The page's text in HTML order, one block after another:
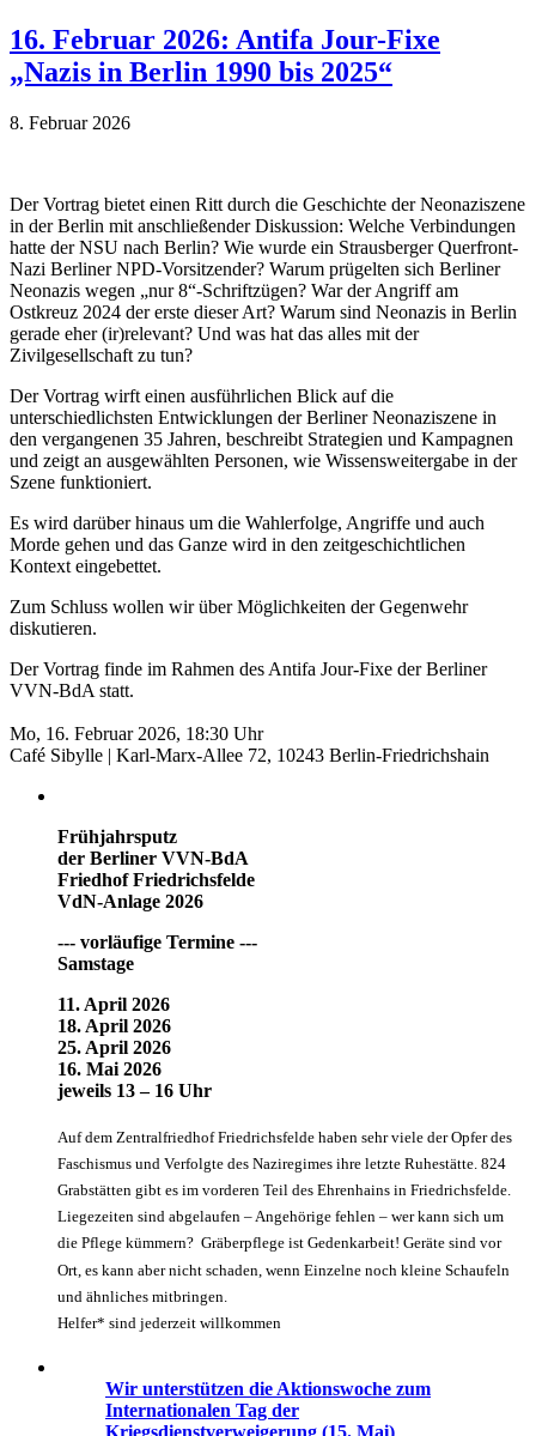
16. Februar 2026: Antifa Jour-Fixe
„Nazis in Berlin 1990 bis 2025“
8. Februar 2026
Der Vortrag bietet einen Ritt durch die Geschichte der Neonaziszene
in der Berlin mit anschließender Diskussion: Welche Verbindungen
hatte der NSU nach Berlin? Wie wurde ein Strausberger Querfront-
Nazi Berliner NPD-Vorsitzender? Warum prügelten sich Berliner
Neonazis wegen „nur 8“-Schriftzügen? War der Angriff am
Ostkreuz 2024 der erste dieser Art? Warum sind Neonazis in Berlin
gerade eher (ir)relevant? Und was hat das alles mit der
Zivilgesellschaft zu tun?
Der Vortrag wirft einen ausführlichen Blick auf die
unterschiedlichsten Entwicklungen der Berliner Neonaziszene in
den vergangenen 35 Jahren, beschreibt Strategien und Kampagnen
und zeigt an ausgewählten Personen, wie Wissensweitergabe in der
Szene funktioniert.
Es wird darüber hinaus um die Wahlerfolge, Angriffe und auch
Morde gehen und das Ganze wird in den zeitgeschichtlichen
Kontext eingebettet.
Zum Schluss wollen wir über Möglichkeiten der Gegenwehr
diskutieren.
Der Vortrag finde im Rahmen des Antifa Jour-Fixe der Berliner
VVN-BdA statt.
Mo, 16. Februar 2026, 18:30 Uhr
Café Sibylle | Karl-Marx-Allee 72, 10243 Berlin-Friedrichshain
Frühjahrsputz
der Berliner VVN-BdA
Friedhof Friedrichsfelde
VdN-Anlage 2026
--- vorläufige Termine ---
Samstage
11. April 2026
18. April 2026
25. April 2026
16. Mai 2026
jeweils 13 – 16 Uhr
Auf dem Zentralfriedhof Friedrichsfelde haben sehr viele der Opfer des
Faschismus und Verfolgte des Naziregimes ihre letzte Ruhestätte. 824
Grabstätten gibt es im vorderen Teil des Ehrenhains in Friedrichsfelde.
Liegezeiten sind abgelaufen – Angehörige fehlen – wer kann sich um
die Pflege kümmern? Gräberpflege ist Gedenkarbeit! Geräte sind vor
Ort, es kann aber nicht schaden, wenn Einzelne noch kleine Schaufeln
und ähnliches mitbringen.
Helfer* sind jederzeit willkommen
Wir unterstützen die Aktionswoche zum
Internationalen Tag der